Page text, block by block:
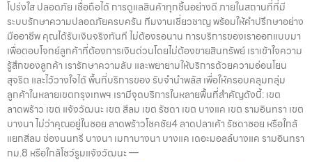
โปร่งใส ปลอดภัย เชื่อถือได้ การดูแลสินค้าทุกชิ้นอย่างดี ภายในสถานที่ที่มี
ระบบรักษาความปลอดภัยครบครัน ทีมงานเชี่ยวชาญ พร้อมให้คำปรึกษาอย่าง
มืออาชีพ คุณได้รับเงินจริงทันที ไม่ต้องรอนาน การบริการของเราออกแบบมา
เพื่อตอบโจทย์ลูกค้าที่ต้องการเงินด่วนโดยไม่ต้องขายสินทรัพย์ เราเข้าใจความ
รู้สึกของลูกค้า เรารักษาความลับ และพยายามให้บริการด้วยความอ่อนโยน
สุจริต และไว้วางใจได้ พื้นที่บริการของ รับจำนำพลัส เพื่อให้ครอบคลุมกลุ่ม
ลูกค้าในหลายเขตกรุงเทพฯ เรามีจุดบริการในหลายพื้นที่สำคัญดังนี้: เขต
ลาดพร้าว เขต แจ้งวัฒนะ เขต สีลม เขต รัชดา เขต บางแค เขต รามอินทรา เขต
บางนา ไม่ว่าคุณอยู่ในซอย ลาดพร้าวโชคชัย4 ลาดปลาเค้า รัชดาซอย หรือใกล้
แยกสีลม ช่องนนทรี บางนา เมกาบางนา บางแค เดอะมอลล์บางแค รามอินทรา
กม.8 หรือใกล้โชว์รูมแจ้งวัฒนะ —